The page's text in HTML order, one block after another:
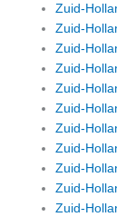
Zuid-
Zuid-
Zuid-
Zuid-
Zuid-
Zuid-
Zuid-
Zuid-
Zuid-
Zuid-
Zuid-